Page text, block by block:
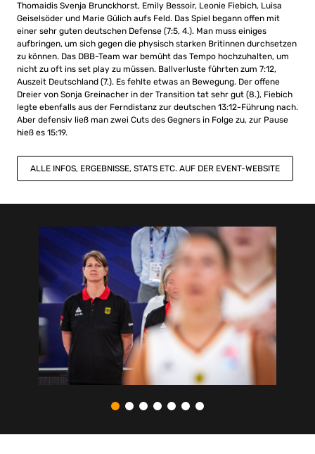
Thomaidis Svenja Brunckhorst, Emily Bessoir, Leonie Fiebich, Luisa
Geiselsöder und Marie Gülich aufs Feld. Das Spiel begann offen mit
einer sehr guten deutschen Defense (7:5, 4.). Man muss einiges
aufbringen, um sich gegen die physisch starken Britinnen durchsetzen
zu können. Das DBB-Team war bemüht das Tempo hochzuhalten, um
nicht zu oft ins set play zu müssen. Ballverluste führten zum 7:12,
Auszeit Deutschland (7.). Es fehlte etwas an Bewegung. Der offene
Dreier von Sonja Greinacher in der Transition tat sehr gut (8.), Fiebich
legte ebenfalls aus der Ferndistanz zur deutschen 13:12-Führung nach.
Aber defensiv ließ man zwei Cuts des Gegners in Folge zu, zur Pause
hieß es 15:19.
ALLE INFOS, ERGEBNISSE, STATS ETC. AUF DER EVENT-WEBSITE